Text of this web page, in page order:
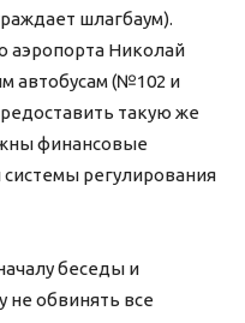
шлагбаум).
аэропорта Николай
автобусам (№102 и
такую же
финансовые
системы регулирования
беседы и
не обвинять все